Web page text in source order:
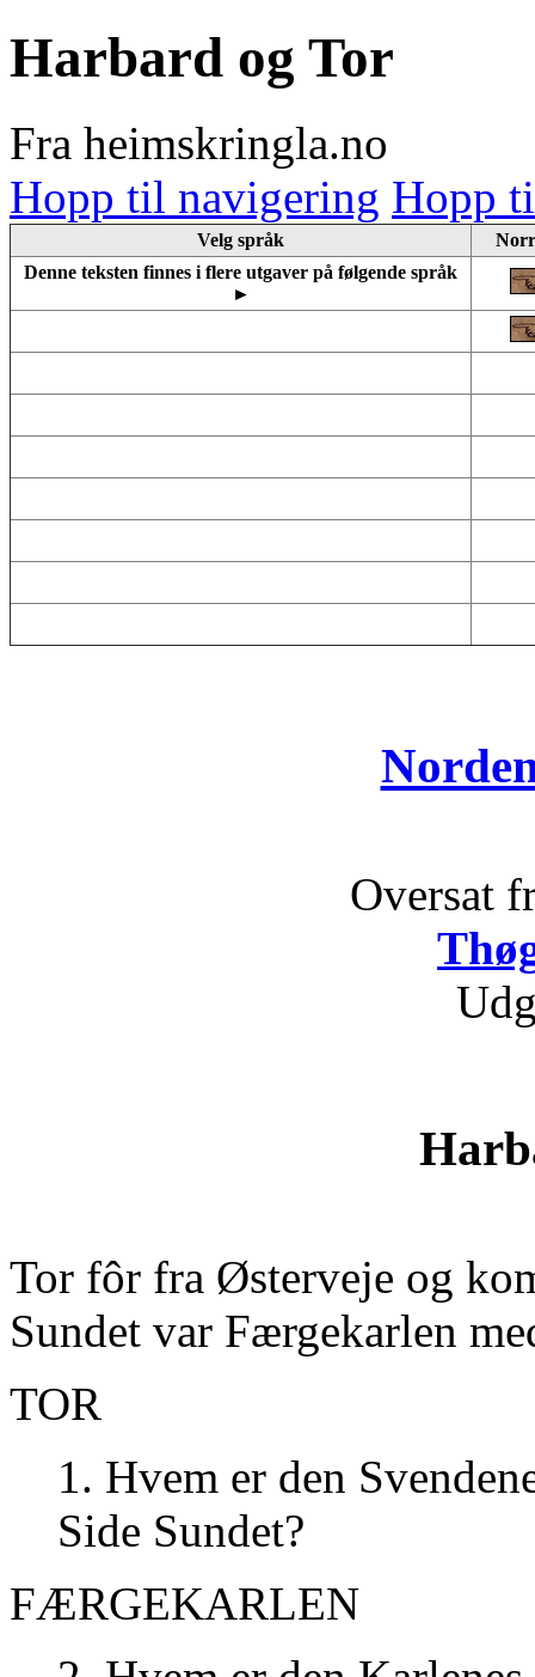
Harbard og Tor
Fra heimskringla.no
Hopp til navigering Hopp
Velg språk
Denne teksten finnes i flere utgaver på følgende språk
►
Oversat
Tor fôr fra Østerveje og
Sundet var Færgekarlen
TOR
1. Hvem er den
Side Sundet?
FÆRGEKARLEN